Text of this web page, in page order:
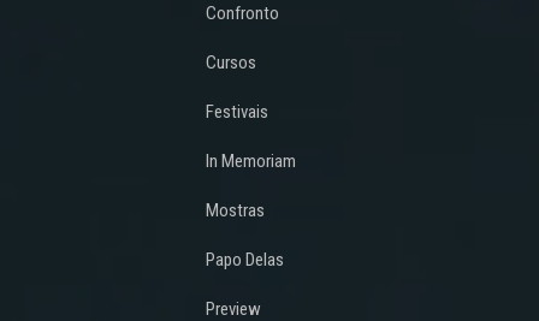
Confronto
Cursos
Festivais
In Memoriam
Mostras
Papo Delas
Preview